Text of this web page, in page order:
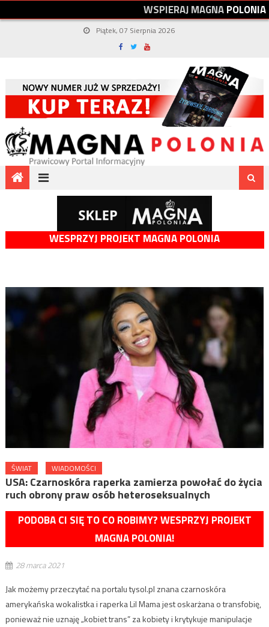
WSPIERAJMAGNAPOLONIA
Piątek, 07 Sierpnia 2026
WESPRZYJ PROJEKT MAGNA POLONIA
ŚWIAT WIADOMOŚCI
USA: Czarnoskóra raperka zamierza powołać do życia
ruch obrony praw osób heteroseksualnych
PODOBA CI SIĘ TO CO ROBIMY? WESPRZYJ PROJEKT
MAGNA POLONIA!
28 marca 2021
Jak możemy przeczytać na portalu tysol.pl znana czarnoskóra
amerykańska wokalistka i raperka Lil Mama jest oskarżana o transfobię,
ponieważ nie uznaję „kobiet trans” za kobiety i krytykuje manipulacje